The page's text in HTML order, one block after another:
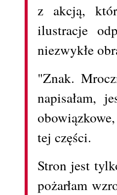
z akcją,
ilustracje
niezwykłe
"Znak.
napisałam,
tej części.
Stron jest
pożarłam